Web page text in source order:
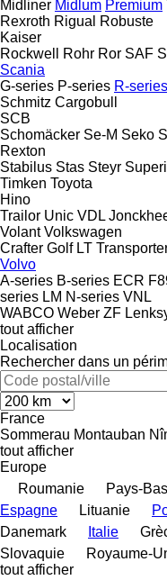
Midliner Midlum Premium
Rexroth Rigual
Robuste
Kaiser
Rockwell
Rohr Ror SAF
Scania
G-series P-series R-series
Schmitz Cargobull
SCB
Schomäcker Se-M Seko
Rexton
Stabilus Stas Steyr
Timken Toyota
Hino
Trailor Unic VDL
Volant Volkswagen
Crafter Golf LT
Volvo
A-series B-series ECR
series LM N-series VNL
WABCO Weber ZF
tout afficher
Localisation
Rechercher dans un
France
Sommerau Montauban
tout afficher
Europe
Roumanie
Pays-Bas
Espagne
Lituanie
Danemark
Italie
Slovaquie
Royaume-
tout afficher